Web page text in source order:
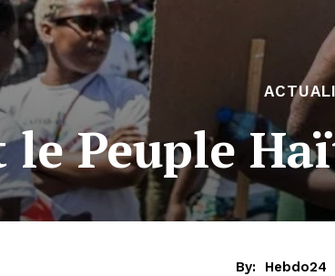
le Peuple
By: Hebdo24